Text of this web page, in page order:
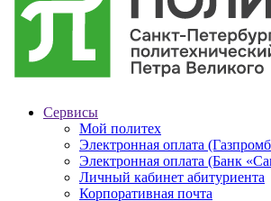
Сервисы
Мой политех
Электронная оплата
Электронная оплата (Банк
Личный кабинет абитуриента
Корпоративная почта